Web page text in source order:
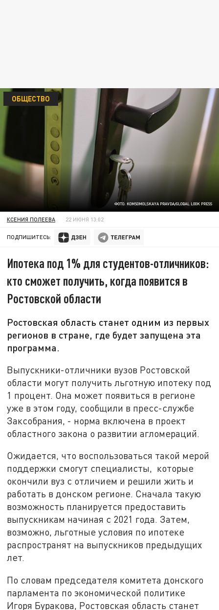
ФОТО: KOMSOMOLSKAYA PRAVDA/GLOBAL LOOK PRESS
ОБЩЕСТВО
КСЕНИЯ ПОЛЕЕВА 22 ИЮНЯ 13:02
ПОДПИШИТЕСЬ:
Ипотека под 1% для студентов-отличников:
кто сможет получить, когда появится в
Ростовской области
Ростовская область станет одним из первых
регионов в стране, где будет запущена эта
программа.
Выпускники-отличники вузов Ростовской
области могут получить льготную ипотеку под
1 процент. Она может появиться в регионе
уже в этом году, сообщили в пресс-службе
Заксобрания, - норма включена в проект
областного закона о развитии агломераций.
Ожидается, что воспользоваться такой мерой
поддержки смогут специалисты, которые
окончили вуз с отличием и решили жить и
работать в донском регионе. Сначала такую
возможность планируется предоставить
выпускникам начиная с 2021 года. Затем,
возможно, льготные условия по ипотеке
распространят на выпускников предыдущих
лет.
По словам председателя комитета донского
парламента по экономической политике
Игоря Буракова, Ростовская область станет